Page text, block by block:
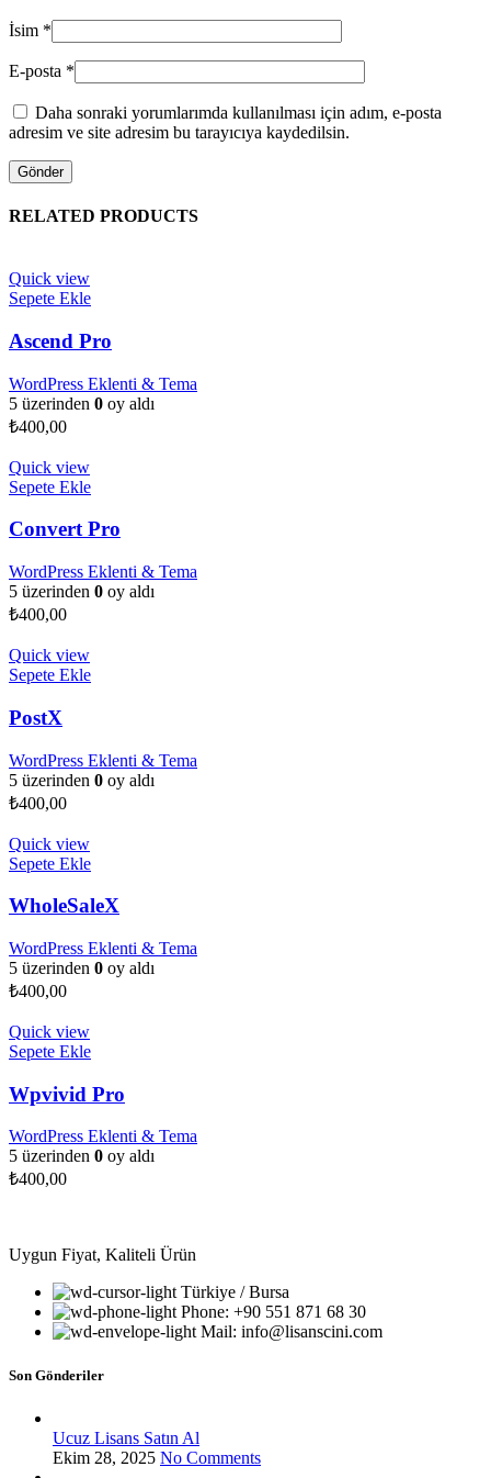
İsim *
E-posta *
Daha sonraki yorumlarımda kullanılması için adım, e-posta
adresim ve site adresim bu tarayıcıya kaydedilsin.
RELATED PRODUCTS
Quick view
Sepete Ekle
Ascend Pro
WordPress Eklenti & Tema
5 üzerinden 0 oy aldı
₺400,00
Quick view
Sepete Ekle
Convert Pro
WordPress Eklenti & Tema
5 üzerinden 0 oy aldı
₺400,00
Quick view
Sepete Ekle
PostX
WordPress Eklenti & Tema
5 üzerinden 0 oy aldı
₺400,00
Quick view
Sepete Ekle
WholeSaleX
WordPress Eklenti & Tema
5 üzerinden 0 oy aldı
₺400,00
Quick view
Sepete Ekle
Wpvivid Pro
WordPress Eklenti & Tema
5 üzerinden 0 oy aldı
₺400,00
Uygun Fiyat, Kaliteli Ürün
Türkiye / Bursa
Phone: +90 551 871 68 30
Mail: info@lisanscini.com
Son Gönderiler
Ucuz Lisans Satın Al
Ekim 28, 2025 No Comments